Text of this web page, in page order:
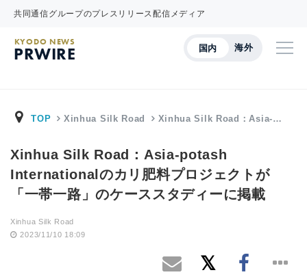
共同通信グループのプレスリリース配信メディア
国内 海外
KYODO NEWS
PRWIRE
TOP Xinhua Silk Road Xinhua Silk Road：Asia-…
Xinhua Silk Road：Asia-potash
Internationalのカリ肥料プロジェクトが
「一帯一路」のケーススタディーに掲載
Xinhua Silk Road
2023/11/10 18:09